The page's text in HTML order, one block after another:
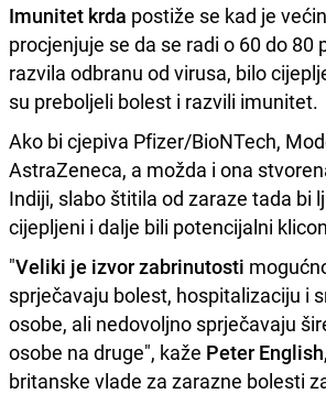
Imunitet krda postiže se kad je
procjenjuje se da se radi o 60 do 80
razvila odbranu od virusa, bilo
su preboljeli bolest i razvili imunitet.
Ako bi cjepiva Pfizer/BioNTech,
AstraZeneca, a možda i ona
Indiji, slabo štitila od zaraze tada bi
cijepljeni i dalje bili potencijalni
"Veliki je izvor zabrinutosti
sprječavaju bolest, hospitalizaciju i
osobe, ali nedovoljno sprječavaju
osobe na druge", kaže Peter English
britanske vlade za zarazne bolesti